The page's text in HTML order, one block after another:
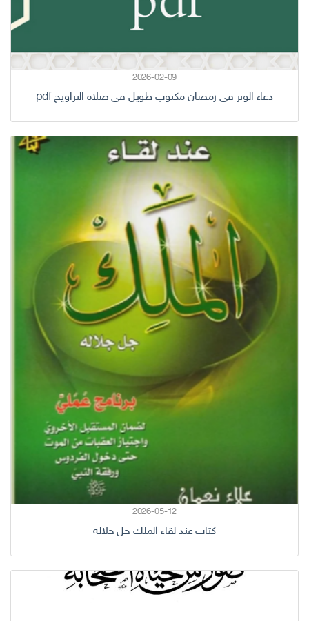
2026-02-09
دعاء الوتر في رمضان مكتوب طويل في صلاة التراويح pdf
2026-05-12
كتاب عند لقاء الملك جل جلاله